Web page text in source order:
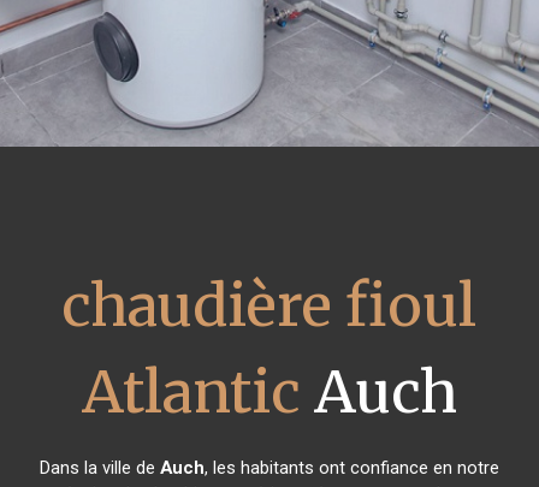
chaudière fioul
Atlantic Auch
Dans la ville de Auch, les habitants ont confiance en notre